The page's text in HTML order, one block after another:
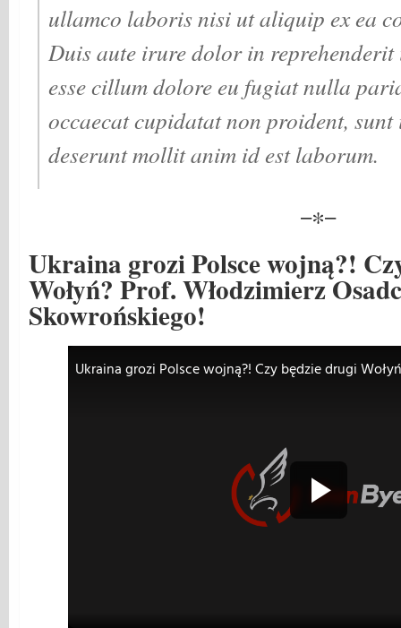
ullamco laboris nisi ut aliquip ex ea
Duis aute irure dolor in
esse cillum dolore eu fugiat nulla
occaecat cupidatat non proident,
deserunt mollit anim id est laborum.
−∗−
Ukraina grozi Polsce wojną?!
Wołyń? Prof. Włodzimierz
Skowrońskiego!